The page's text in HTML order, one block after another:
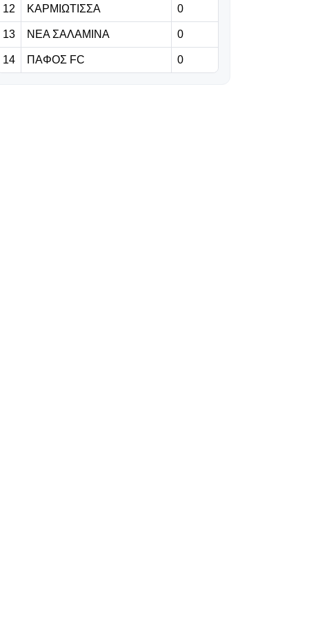
Σουζούκι από
την Πάρμα η
Παρί Σεν Ζερμέν
08.08.2026 | 12:32
12 ΚΑΡΜΙΩΤΙΣΣΑ 0
13 ΝΕΑ ΣΑΛΑΜΙΝΑ 0
14 ΠΑΦΟΣ FC 0